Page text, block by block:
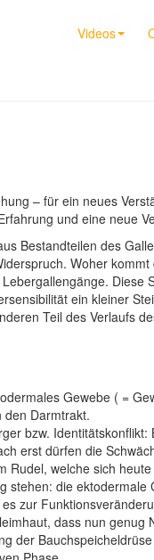
Videos
– für ein neues
und eine neue
Bestandteilen des
Woher
ein kleiner
Teil des Verlaufs
Gewebe ( =
den Darmtrakt.
bzw.
erst dürfen die
Rudel, welche sich
stehen: die
zur
dass nun
der